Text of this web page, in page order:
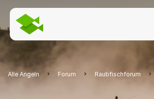
Alle Angeln Forum Raubfischforum